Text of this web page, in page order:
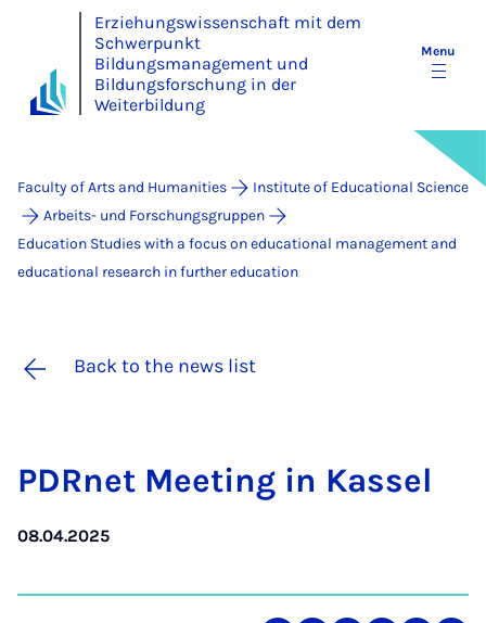
Erziehungswissenschaft mit dem
Schwerpunkt
Bildungsmanagement und
Bildungsforschung in der
Weiterbildung
Menu
Faculty of Arts and Humanities
Institute of Educational Science
Arbeits- und Forschungsgruppen
Education Studies with a focus on educational management and
educational research in further education
Back to the news list
PDR­net Meet­ing in Kas­sel
08.04.2025